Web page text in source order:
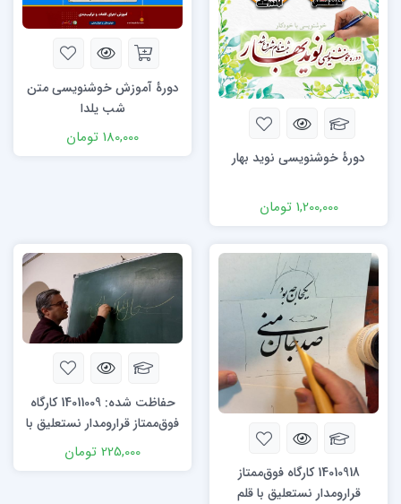
دورۀ خوشنویسی نوید بهار
1,200,000 تومان
دورۀ آموزش خوشنویسی متن
شب یلدا
180,000 تومان
14010918 کارگاه فوق‌ممتاز
قرارومدار نستعلیق با قلم
حفاظت شده: 14011009 کارگاه
فوق‌ممتاز قرارومدار نستعلیق با
قلم225,000 تومان